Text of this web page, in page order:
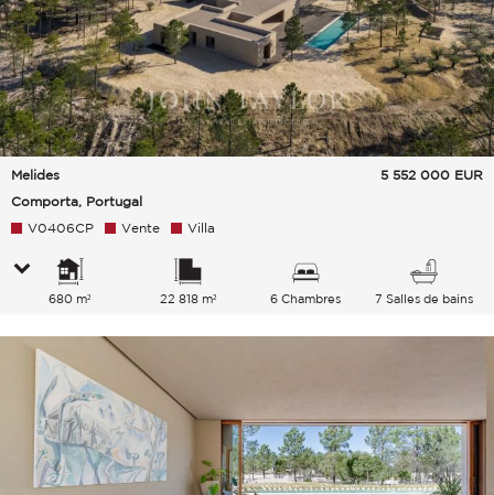
Melides
Comporta, Portugal
5 552 000 EUR
V0406CP Vente Villa
680 m² 22 818 m² 6 Chambres 7 Salles de bains